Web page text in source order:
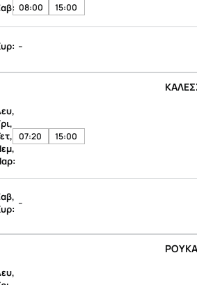
08:00 15:00
-
07:20 15:00
-